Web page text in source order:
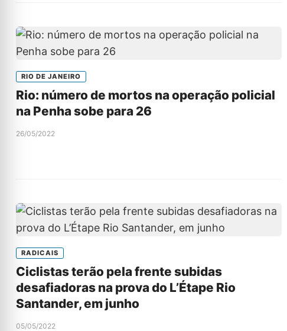
RIO DE JANEIRO
Rio: número de mortos na operação policial
na Penha sobe para 26
26/05/2022
RADICAIS
Ciclistas terão pela frente subidas
desafiadoras na prova do L’Étape Rio
Santander, em junho
05/05/2022